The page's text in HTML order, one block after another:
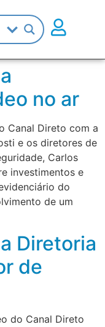
no ar
Canal Direto com a
e os diretores de
Carlos
investimentos e
do
de um
Diretoria
de
do Canal Direto